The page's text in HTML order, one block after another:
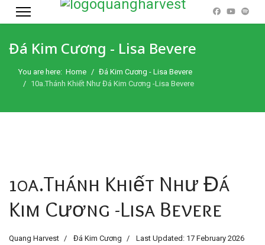
Đá Kim Cương - Lisa Bevere
You are here: Home
Đá Kim Cương - Lisa Bevere
10a.Thánh Khiết Như Đá Kim Cương -Lisa Bevere
10a.Thánh Khiết Như Đá
Kim Cương -Lisa Bevere
Quang Harvest Đá Kim Cương Last Updated: 17 February 2026